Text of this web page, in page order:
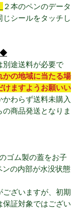
２本のペンのデータ
シールをタッチし
◆
途送料が必要で
かの地域に当たる場
けますようお願いい
かわらず送料未購入
商品発送となりま
ゴム製の蓋をお子
の内部が水没状態
ざいますが、初期
証対象ではござい